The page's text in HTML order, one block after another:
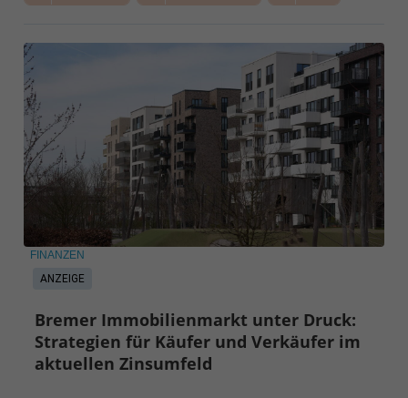
ANZEIGE
FINANZEN
Bremer Immobilienmarkt unter Druck:
Strategien für Käufer und Verkäufer im
aktuellen Zinsumfeld